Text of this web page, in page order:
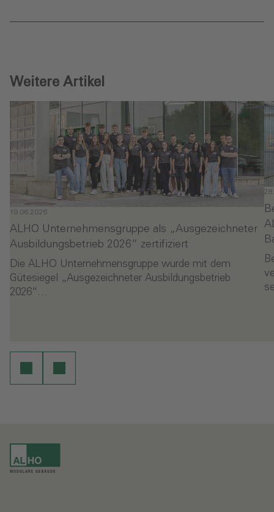
Weitere Artikel
19.06.2026
ALHO Unternehmensgruppe als „Ausgezeichneter
Ausbildungsbetrieb 2026“ zertifiziert
Die ALHO Unternehmensgruppe wurde mit dem
Gütesiegel „Ausgezeichneter Ausbildungsbetrieb
2026“…